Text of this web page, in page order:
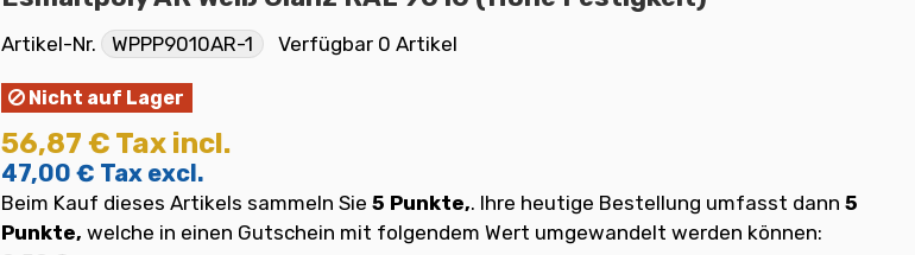
Artikel-Nr. WPPP9010AR-1 Verfügbar 0 Artikel
Nicht auf Lager
56,87 € Tax incl.
47,00 € Tax excl.
Beim Kauf dieses Artikels sammeln Sie 5 Punkte,. Ihre heutige Bestellung umfasst dann 5
Punkte, welche in einen Gutschein mit folgendem Wert umgewandelt werden können: